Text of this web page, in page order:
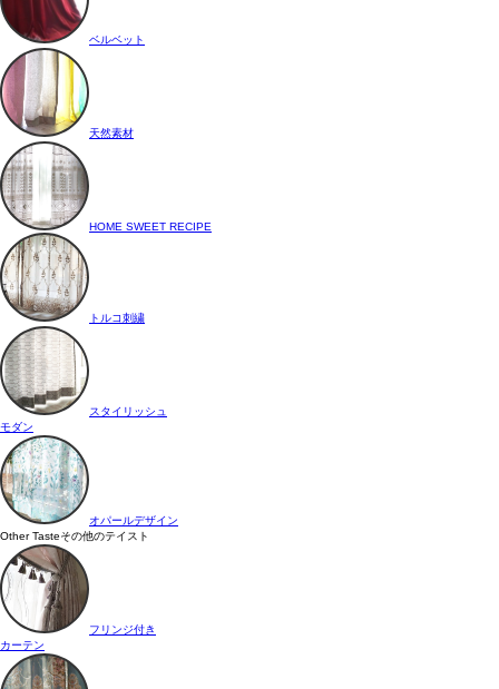
ベルベット
天然素材
HOME SWEET RECIPE
トルコ刺繍
スタイリッシュ
モダン
オパールデザイン
Other Tasteその他のテイスト
フリンジ付き
カーテン